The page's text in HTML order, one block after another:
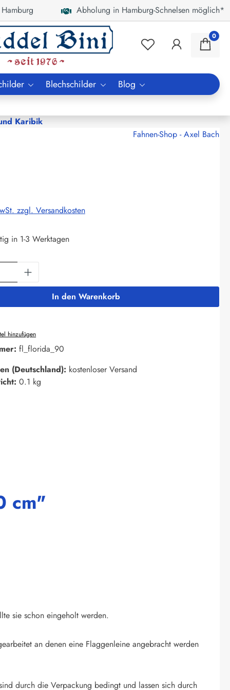
Abholung in Hamburg-Schnelsen möglich*
0
Blechschilder Blog
Karibik
Fahnen-Shop - Axel Bach
zzgl. Versandkosten
in 1-3 Werktagen
Gib den gewünschten Wert ein
In den Warenkorb
hinzufügen
fl_florida_90
(Deutschland): kostenloser Versand
0.1 kg
cm"
sie schon eingeholt werden.
an denen eine Flaggenleine angebracht werden
durch die Verpackung bedingt und lassen sich durch